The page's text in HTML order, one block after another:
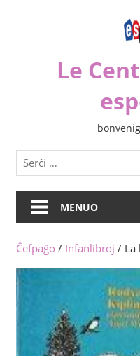
Le
MENUO
Ĉefpaĝo / Infanlibroj / La